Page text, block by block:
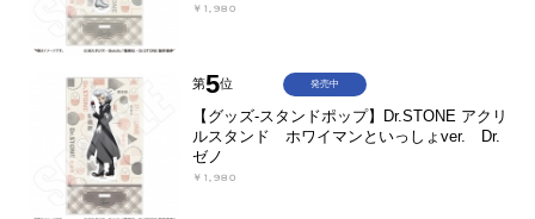
￥1,980
第5位
【グッズ-スタンドポップ】Dr.STONE アクリ
ルスタンド ホワイマンといっしょver. Dr.
ゼノ
￥1,980
発売中